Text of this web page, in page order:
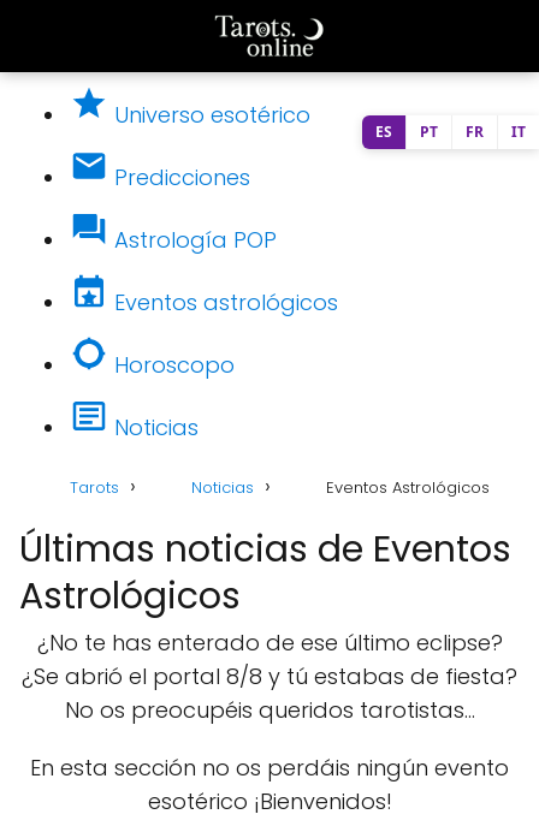
Universo esotérico
Predicciones
Astrología POP
Eventos astrológicos
Horoscopo
Noticias
Tarots Noticias Eventos Astrológicos
Últimas noticias de Eventos
Astrológicos
¿No te has enterado de ese último eclipse?
¿Se abrió el portal 8/8 y tú estabas de fiesta?
No os preocupéis queridos tarotistas...
En esta sección no os perdáis ningún evento
esotérico ¡Bienvenidos!
ES PT FR IT